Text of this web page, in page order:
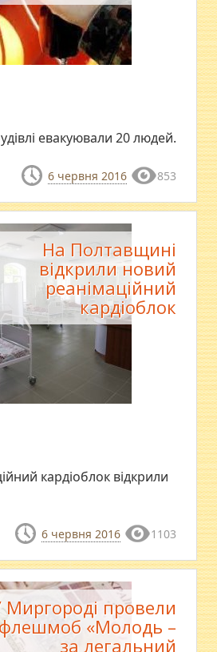
евакуювали 20 людей.
6 червня 2016 853
На Полтавщині
відкрили новий
реанімаційний
кардіоблок
кардіоблок відкрили
6 червня 2016 1103
Миргороді провели
флешмоб «Молодь –
за легальний